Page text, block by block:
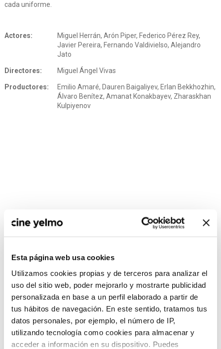
Esta página web usa cookies
Utilizamos cookies propias y de terceros para analizar el
uso del sitio web, poder mejorarlo y mostrarte publicidad
personalizada en base a un perfil elaborado a partir de
tus hábitos de navegación. En este sentido, tratamos tus
datos personales, por ejemplo, el número de IP,
utilizando tecnología como cookies para almacenar y
acceder a información en su dispositivo. Puedes
cada uniforme.
Actores:
Miguel Herrán, Arón Piper, Federico Pérez Rey,
Javier Pereira, Fernando Valdivielso, Alejandro
Jato
Directores: Miguel Ángel Vivas
Productores:
Emilio Amaré, Dauren Baigaliyev, Erlan Bekkhozhin,
Álvaro Benítez, Amanat Konakbayev, Zharaskhan
Kulpiyenov
CONSULTA MÁS HORARIOS
:(
No hay películas con el